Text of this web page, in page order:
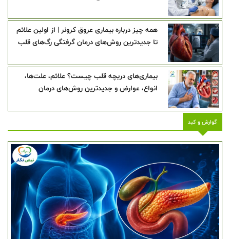
همه چیز درباره بیماری عروق کرونر | از اولین علائم
تا جدیدترین روش‌های درمان گرفتگی رگ‌های قلب
بیماری‌های دریچه قلب چیست؟ علائم، علت‌ها،
انواع، عوارض و جدیدترین روش‌های درمان
گوارش و کبد